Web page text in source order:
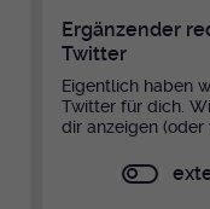
Ergänzender
Twitter
Eigentlich haben
Twitter für dich.
dir anzeigen (oder